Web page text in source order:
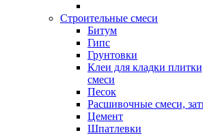
Строительные смеси
Битум
Гипс
Грунтовки
Клеи для кладки
смеси
Песок
Расшивочные смеси,
Цемент
Шпатлевки